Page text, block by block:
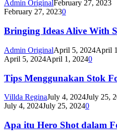
Admin OriginalFebruary 27, 2023
February 27, 20230
Bringing Ideas Alive With
Admin OriginalApril 5, 2024April
April 5, 2024April 1, 20240
Tips Menggunakan Stok
Villda ReginaJuly 4, 2024July 25,
July 4, 2024July 25, 20240
Apa itu Hero Shot dalam